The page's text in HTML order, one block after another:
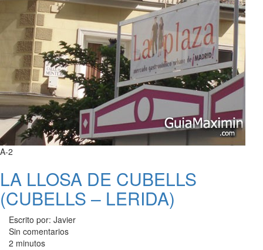
A-2
LA LLOSA DE CUBELLS
(CUBELLS – LERIDA)
Escrito por: Javier
Sin comentarios
2 minutos